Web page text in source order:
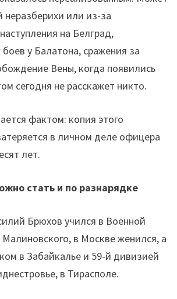
или из-за
на Белград,
у Балатона, сражения за
Вены, когда появились
сегодня не расскажет никто.
фактом: копия этого
в личном деле офицера
лет.
стать и по разнарядке
Брюхов учился в Военной
в Москве женился, а
в Забайкалье и 59-й дивизией
в Тирасполе.